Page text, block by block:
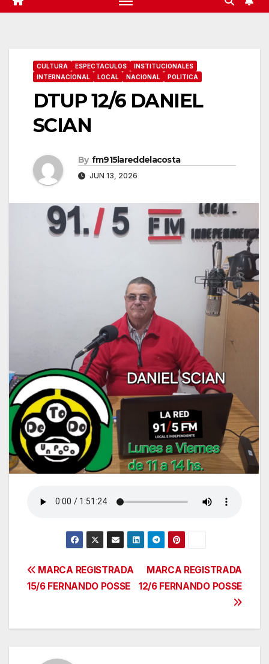
CULTURA ESPECTACULOS
INSTITUCIONALES
INTERNACIONAL
LOCAL NACIONAL POLITICA
DTUP 12/6 DANIEL
SCIAN
By fm915lareddelacosta
JUN 13, 2026
Navegación
de
entradas
MARCA REGISTRADA
12/6 FERNANDO POSSE
MARCA REGISTRADA
15/6 FERNANDO POSSE